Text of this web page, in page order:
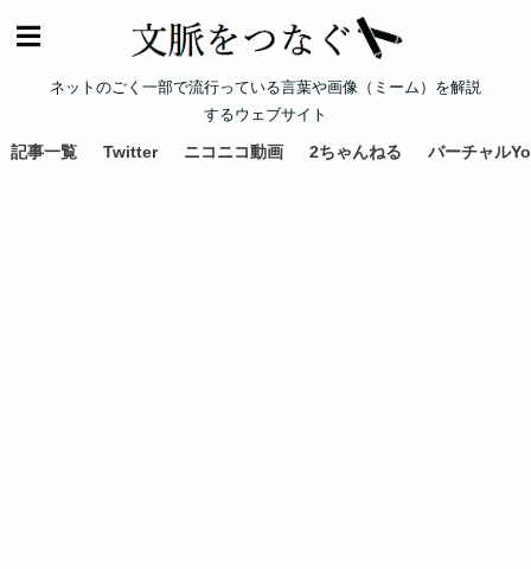
ネットのごく一部で流行っている言葉や画像（ミーム）を解説
するウェブサイト
記事一覧 Twitter ニコニコ動画 2ちゃんねる バーチャル